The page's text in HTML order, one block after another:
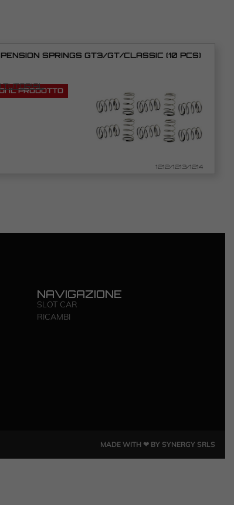
SPRINGS GT3/GT/CLASSIC (10 PCS)
TUTORIAL
IL PRODOTTO
1212/1213/1214
NAVIGAZIONE
SLOT CAR
RICAMBI
MADE WITH ❤ BY SYNERGY SRLS